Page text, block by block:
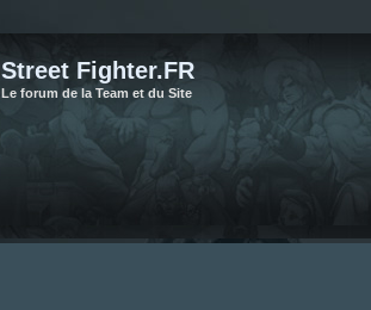
Street Fighter.FR
Le forum de la Team et du Site